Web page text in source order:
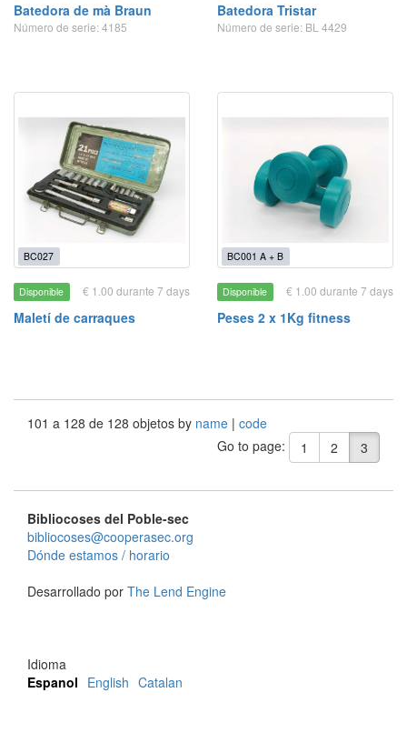
Batedora de mà Braun
Número de serie: 4185
Batedora Tristar
Número de serie: BL 4429
BC027
Disponible € 1.00 durante 7 days
Maletí de carraques
BC001 A + B
Disponible € 1.00 durante 7 days
Peses 2 x 1Kg fitness
101 a 128 de 128 objetos by name | code
Go to page:
1 2 3
Bibliocoses del Poble-sec
bibliocoses@cooperasec.org
Dónde estamos / horario
Desarrollado por The Lend Engine
Idioma
Espanol English Catalan